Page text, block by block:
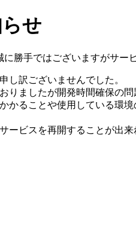
せ
に勝手ではございますがサー
し訳ございませんでした。
りましたが開発時間確保の
かることや使用している環
ービスを再開することが出